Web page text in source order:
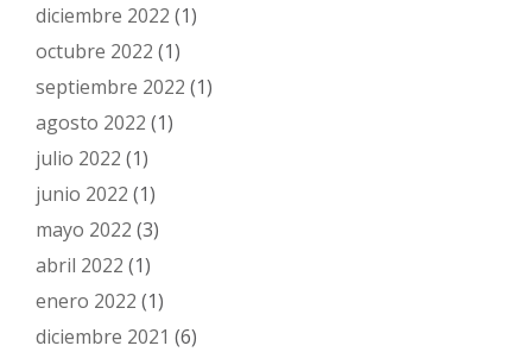
diciembre 2022 (1)
octubre 2022 (1)
septiembre 2022 (1)
agosto 2022 (1)
julio 2022 (1)
junio 2022 (1)
mayo 2022 (3)
abril 2022 (1)
enero 2022 (1)
diciembre 2021 (6)